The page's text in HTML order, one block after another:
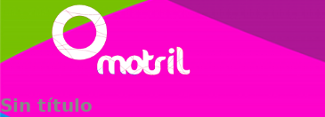
Sin título